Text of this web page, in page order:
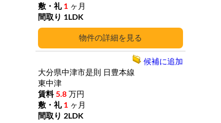
詳細
1 ヶ月
1LDK
大分県中津市是則
日豊本線
東中津
5.8 万円
1 ヶ月
2LDK
候補に追加